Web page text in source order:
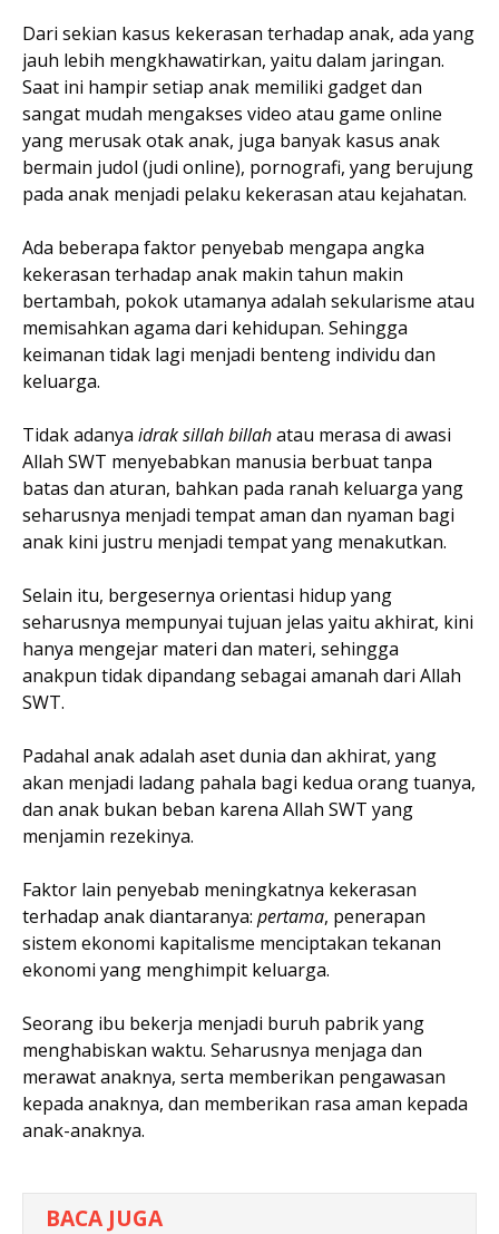
Dari sekian kasus kekerasan terhadap anak, ada yang
jauh lebih mengkhawatirkan, yaitu dalam jaringan.
Saat ini hampir setiap anak memiliki gadget dan
sangat mudah mengakses video atau game online
yang merusak otak anak, juga banyak kasus anak
bermain judol (judi online), pornografi, yang berujung
pada anak menjadi pelaku kekerasan atau kejahatan.
Ada beberapa faktor penyebab mengapa angka
kekerasan terhadap anak makin tahun makin
bertambah, pokok utamanya adalah sekularisme atau
memisahkan agama dari kehidupan. Sehingga
keimanan tidak lagi menjadi benteng individu dan
keluarga.
Tidak adanya idrak sillah billahatau merasa di awasi
Allah SWT menyebabkan manusia berbuat tanpa
batas dan aturan, bahkan pada ranah keluarga yang
seharusnya menjadi tempat aman dan nyaman bagi
anak kini justru menjadi tempat yang menakutkan.
Selain itu, bergesernya orientasi hidup yang
seharusnya mempunyai tujuan jelas yaitu akhirat, kini
hanya mengejar materi dan materi, sehingga
anakpun tidak dipandang sebagai amanah dari Allah
SWT.
Padahal anak adalah aset dunia dan akhirat, yang
akan menjadi ladang pahala bagi kedua orang tuanya,
dan anak bukan beban karena Allah SWT yang
menjamin rezekinya.
Faktor lain penyebab meningkatnya kekerasan
terhadap anak diantaranya: pertama, penerapan
sistem ekonomi kapitalisme menciptakan tekanan
ekonomi yang menghimpit keluarga.
Seorang ibu bekerja menjadi buruh pabrik yang
menghabiskan waktu. Seharusnya menjaga dan
merawat anaknya, serta memberikan pengawasan
kepada anaknya, dan memberikan rasa aman kepada
anak-anaknya.
BACA JUGA